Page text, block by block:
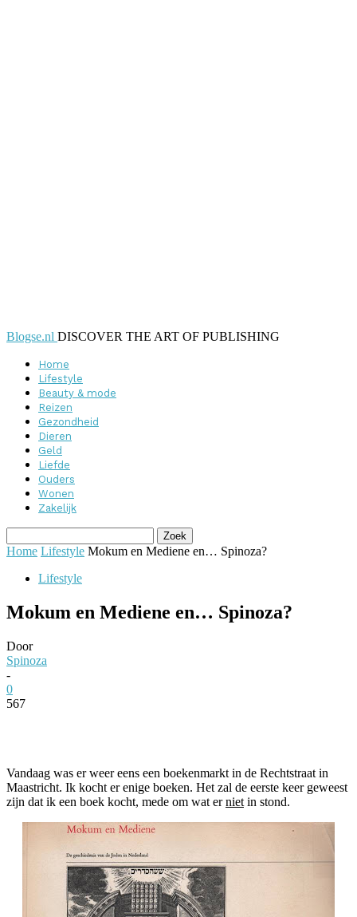
Blogse.nl DISCOVER THE ART OF PUBLISHING
Home
Lifestyle
Beauty & mode
Reizen
Gezondheid
Dieren
Geld
Liefde
Ouders
Wonen
Zakelijk
Home Lifestyle Mokum en Mediene en… Spinoza?
Lifestyle
Mokum en Mediene en… Spinoza?
Door
Spinoza
-
0
567
Vandaag was er weer eens een boekenmarkt in de Rechtstraat in
Maastricht. Ik kocht er enige boeken. Het zal de eerste keer geweest
zijn dat ik een boek kocht, mede om wat erniet in stond.